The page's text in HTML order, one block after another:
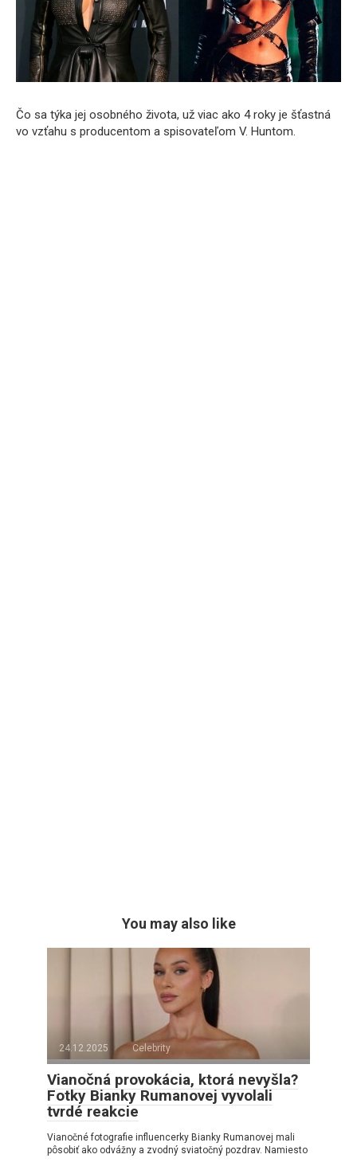
Čo sa týka jej osobného života, už viac ako 4 roky je šťastná
vo vzťahu s producentom a spisovateľom V. Huntom.
You may also like
24.12.2025 Celebrity
Vianočná provokácia, ktorá nevyšla?
Fotky Bianky Rumanovej vyvolali
tvrdé reakcie
Vianočné fotografie influencerky Bianky Rumanovej mali
pôsobiť ako odvážny a zvodný sviatočný pozdrav. Namiesto